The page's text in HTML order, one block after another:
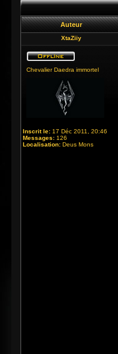
Auteur
XtaZiiy
Chevalier Daedra immortel
Inscrit le: 17 Déc 2011, 20:46
Messages: 126
Localisation: Deus Mons